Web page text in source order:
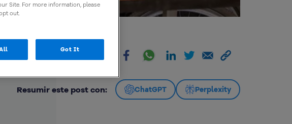
Resumir este post con: ChatGPT Perplexity
Site. For more information, please
out.
Got It